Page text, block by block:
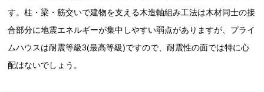
す。柱・梁・筋交いで建物を支える木造軸組み工法は木材同士の接
合部分に地震エネルギーが集中しやすい弱点がありますが、プライ
ムハウスは耐震等級3(最高等級)ですので、耐震性の面では特に心
配はないでしょう。